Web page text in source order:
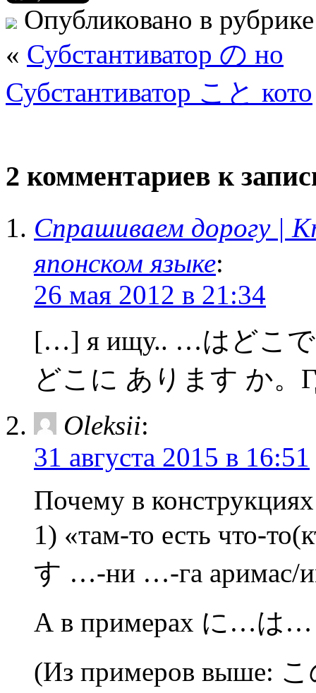
Опубликовано в
« Субстантиватор の но
Субстантиватор こと кото
2 комментариев к
Спрашиваем дорогу |
японском языке:
26 мая 2012 в 21:34
[…] я ищу.. …はどこで
どこに あります か。
Oleksii:
31 августа 2015 в 16:51
Почему в
1) «там-то есть что-
す …-ни …-га аримас/
А в примерах に…は…
(Из примеров выше: